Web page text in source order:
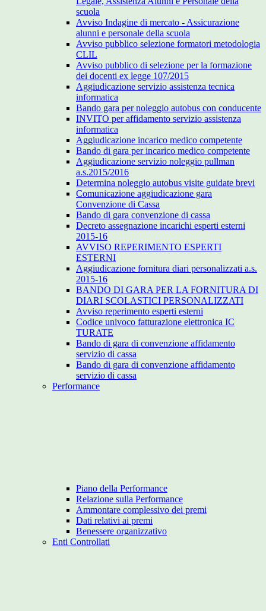
scuola
Avviso Indagine di mercato - Assicurazione
alunni e personale della scuola
Avviso pubblico selezione formatori metodologia
CLIL
Avviso pubblico di selezione per la formazione
dei docenti ex legge 107/2015
Aggiudicazione servizio assistenza tecnica
informatica
Bando gara per noleggio autobus con conducente
INVITO per affidamento servizio assistenza
informatica
Aggiudicazione incarico medico competente
Bando di gara per incarico medico competente
Aggiudicazione servizio noleggio pullman
a.s.2015/2016
Determina noleggio autobus visite guidate brevi
Comunicazione aggiudicazione gara
Convenzione di Cassa
Bando di gara convenzione di cassa
Decreto assegnazione incarichi esperti esterni
2015-16
AVVISO REPERIMENTO ESPERTI
ESTERNI
Aggiudicazione fornitura diari personalizzati a.s.
2015-16
BANDO DI GARA PER LA FORNITURA DI
DIARI SCOLASTICI PERSONALIZZATI
Avviso reperimento esperti esterni
Codice univoco fatturazione elettronica IC
TURATE
Bando di gara di convenzione affidamento
servizio di cassa
Bando di gara di convenzione affidamento
servizio di cassa
Performance
Piano della Performance
Relazione sulla Performance
Ammontare complessivo dei premi
Dati relativi ai premi
Benessere organizzativo
Enti Controllati